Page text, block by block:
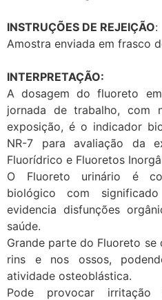
INSTRUÇÕES DE REJEIÇÃO:
Amostra enviada em frasco
INTERPRETAÇÃO:
A dosagem do fluoreto
jornada de trabalho, com
exposição, é o indicador
NR-7 para avaliação da
Fluorídrico e Fluoretos
O Fluoreto urinário é
biológico com
evidencia disfunções
saúde.
Grande parte do Fluoreto
rins e nos ossos,
atividade osteoblástica.
Pode provocar